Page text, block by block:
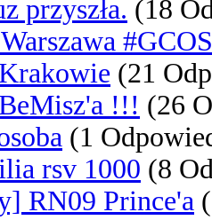
przyszła. (18
#GCOS
(21
!!! (26
(1
rsv 1000 (8
RN09 Prince'a